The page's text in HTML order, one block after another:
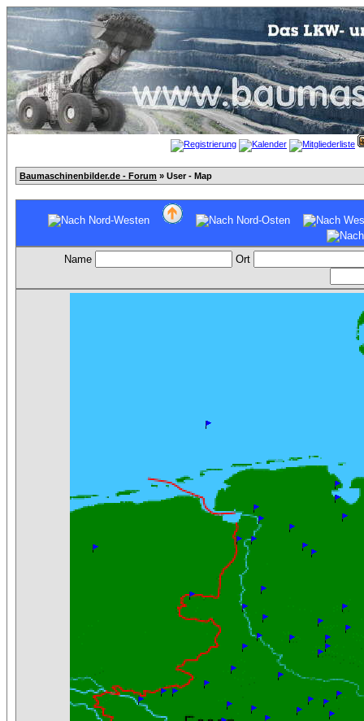
Baumaschinenbilder.de - Forum » User - Map
Name Ort